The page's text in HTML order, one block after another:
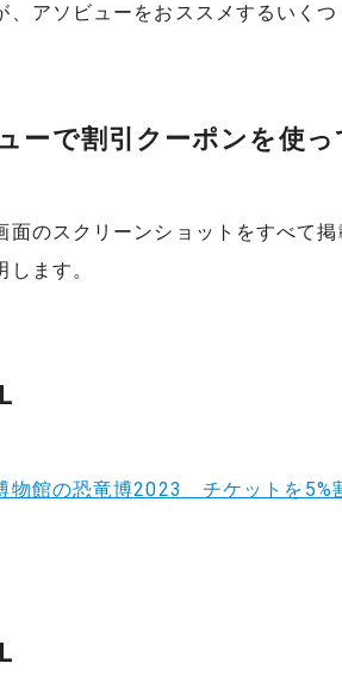
、アソビューをおススメするいくつ
ーで割引クーポンを使っ
面のスクリーンショットをすべて
ます。
物館の恐竜博2023 チケットを5%